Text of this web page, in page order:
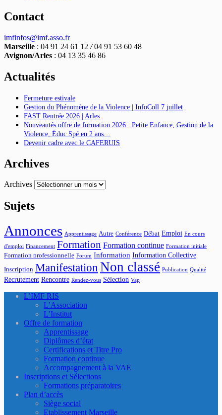
Contact
imfinfos@imf.asso.fr
Marseille : 04 91 24 61 12 /04 91 53 60 48
Avignon/Arles : 04 13 35 46 86
Actualités
Fermeture estivale
Gestion du Phénomène de la Violence | InfoColl 7 juillet
FAST Rentrée 2026 | Arles
Nouveautés offre de formation 2026 : Petite Enfance, Gestion de la
Violence, Éduc Spé en 2 ans…
Devenir cadre avec le CAFERUIS
Archives
Archives
Sujets
Annonces Apprentissage Autre Conférence Débat Emploi En cours
d'emploi Financement Formation Formation continue Formation initiale
Formation professionnelle Forum Information Information Collective
Inscription Manifestation Non classé Publication Qualité
Recrutement Rencontre Rendez-vous Sélection Vap
L’IMF RIS
L’Association
L’Institut
Offre de formation
Apprentissage
Diplômes d’état
Certifications et Titre Pro
Formation continue
Accompagnement à la VAE
Inscriptions et Sélections
Formations préparatoires
Plan d’accès
Siège social
Etablissement Marseille